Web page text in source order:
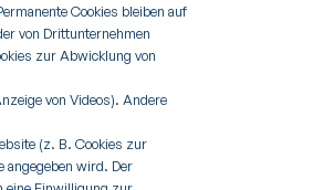
Cookies bleiben auf
von Drittunternehmen
zur Abwicklung von
von Videos). Andere
(z. B. Cookies zur
angegeben wird. Der